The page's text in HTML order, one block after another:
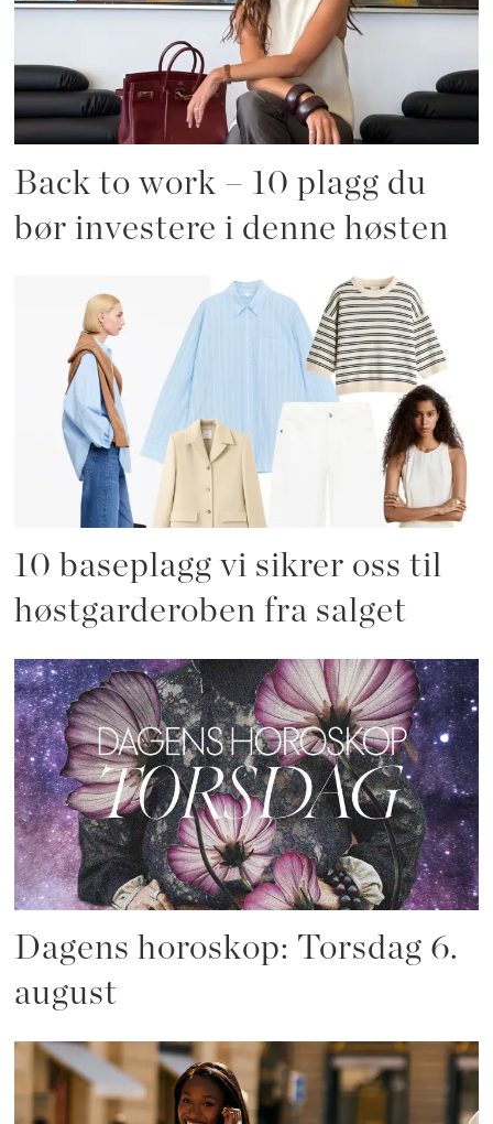
Back to work – 10 plagg du
bør investere i denne høsten
10 baseplagg vi sikrer oss til
høstgarderoben fra salget
Dagens horoskop: Torsdag 6.
august